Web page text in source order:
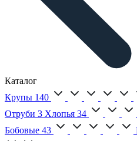
Каталог
Крупы 140
Отруби 3 Хлопья 34
Бобовые 43